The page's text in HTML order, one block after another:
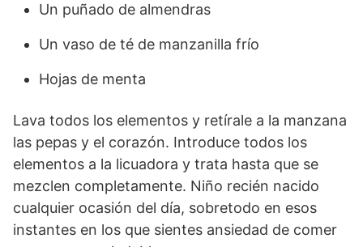
Un puñado de almendras
Un vaso de té de manzanilla frío
Hojas de menta
Lava todos los elementos y retírale a la manzana
las pepas y el corazón. Introduce todos los
elementos a la licuadora y trata hasta que se
mezclen completamente. Niño recién nacido
cualquier ocasión del día, sobretodo en esos
instantes en los que sientes ansiedad de comer